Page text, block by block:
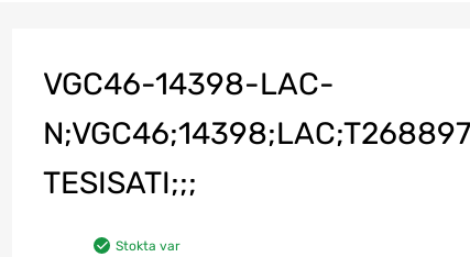
VGC46-14398-LAC-
TESISATI;;;
Stokta var